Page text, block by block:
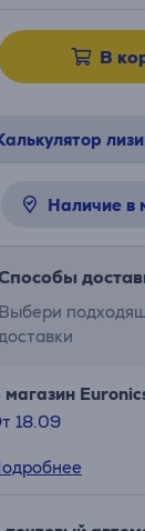
В
Наличие в
Выбери
магазин
18.09